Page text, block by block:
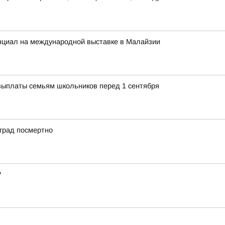
на международной выставке в Малайзии
семьям школьников перед 1 сентября
посмертно